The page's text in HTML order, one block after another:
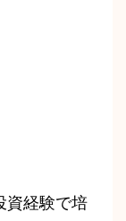
資経験で培